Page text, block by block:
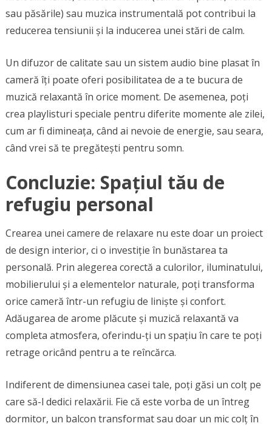
sau păsările) sau muzica instrumentală pot contribui la
reducerea tensiunii și la inducerea unei stări de calm.
Un difuzor de calitate sau un sistem audio bine plasat în
cameră îți poate oferi posibilitatea de a te bucura de
muzică relaxantă în orice moment. De asemenea, poți
crea playlisturi speciale pentru diferite momente ale zilei,
cum ar fi dimineața, când ai nevoie de energie, sau seara,
când vrei să te pregătești pentru somn.
Concluzie: Spațiul tău de
refugiu personal
Crearea unei camere de relaxare nu este doar un proiect
de design interior, ci o investiție în bunăstarea ta
personală. Prin alegerea corectă a culorilor, iluminatului,
mobilierului și a elementelor naturale, poți transforma
orice cameră într-un refugiu de liniște și confort.
Adăugarea de arome plăcute și muzică relaxantă va
completa atmosfera, oferindu-ți un spațiu în care te poți
retrage oricând pentru a te reîncărca.
Indiferent de dimensiunea casei tale, poți găsi un colț pe
care să-l dedici relaxării. Fie că este vorba de un întreg
dormitor, un balcon transformat sau doar un mic colț în